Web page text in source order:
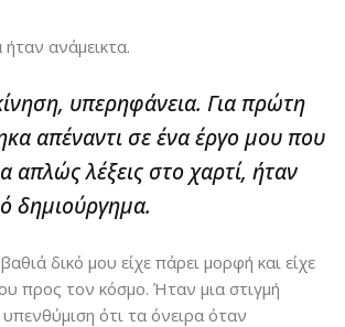
ανάμεικτα.
υπερηφάνεια. Για πρώτη
απέναντι σε ένα έργο μου που
απλώς λέξεις στο χαρτί, ήταν
δημιούργημα.
δικό μου είχε πάρει μορφή και είχε
προς τον κόσμο. Ήταν μια στιγμή
ότι τα όνειρα όταν